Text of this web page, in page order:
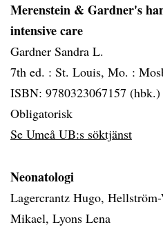
Merenstein & Gardner's
intensive care
Gardner Sandra L.
7th ed. : St. Louis, Mo. :
ISBN: 9780323067157 (hbk.)
Obligatorisk
Se Umeå UB:s söktjänst
Neonatologi
Lagercrantz Hugo,
Mikael, Lyons Lena